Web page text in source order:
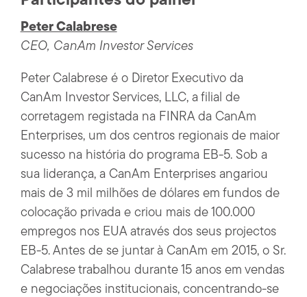
Peter Calabrese
CEO, CanAm Investor Services
Peter Calabrese é o Diretor Executivo da
CanAm Investor Services, LLC, a filial de
corretagem registada na FINRA da CanAm
Enterprises, um dos centros regionais de maior
sucesso na história do programa EB-5. Sob a
sua liderança, a CanAm Enterprises angariou
mais de 3 mil milhões de dólares em fundos de
colocação privada e criou mais de 100.000
empregos nos EUA através dos seus projectos
EB-5. Antes de se juntar à CanAm em 2015, o Sr.
Calabrese trabalhou durante 15 anos em vendas
e negociações institucionais, concentrando-se